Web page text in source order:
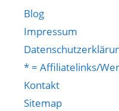
Blog
Impressum
* = Affiliatelinks/
Kontakt
Sitemap